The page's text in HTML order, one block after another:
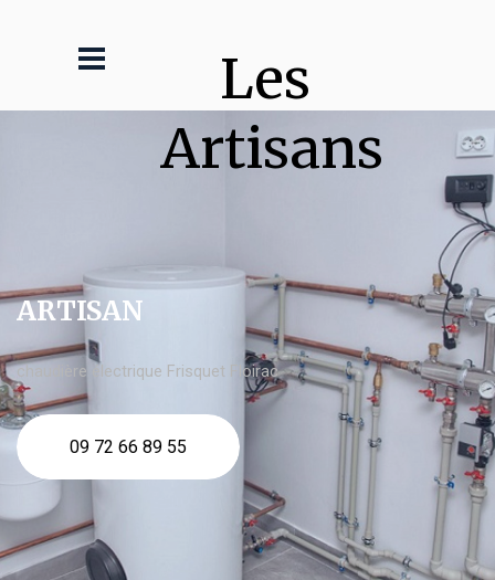
Les
Artisans
ARTISAN
chaudière électrique Frisquet Floirac
09 72 66 89 55